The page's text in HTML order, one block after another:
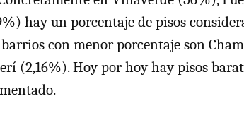
hay un porcentaje de pisos
con menor porcentaje son
(2,16%). Hoy por hoy hay pisos